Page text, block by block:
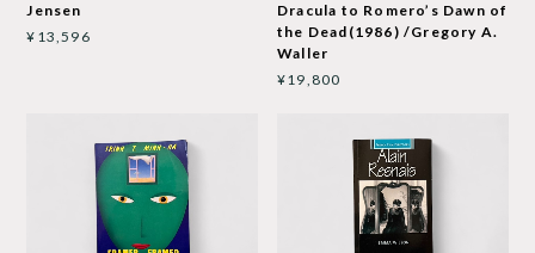
Jensen
¥13,596
Dracula to Romero’s Dawn of
the Dead(1986) /Gregory A.
Waller
¥19,800